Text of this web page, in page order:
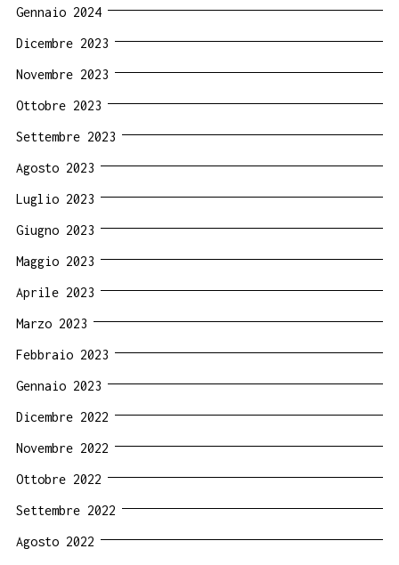
Gennaio 2024
Dicembre 2023
Novembre 2023
Ottobre 2023
Settembre 2023
Agosto 2023
Luglio 2023
Giugno 2023
Maggio 2023
Aprile 2023
Marzo 2023
Febbraio 2023
Gennaio 2023
Dicembre 2022
Novembre 2022
Ottobre 2022
Settembre 2022
Agosto 2022